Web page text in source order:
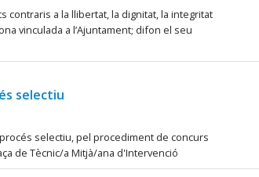
contraris a la llibertat, la dignitat, la integritat
vinculada a l’Ajuntament; difon el seu
selectiu
selectiu, pel procediment de concurs
de Tècnic/a Mitjà/ana d'Intervenció